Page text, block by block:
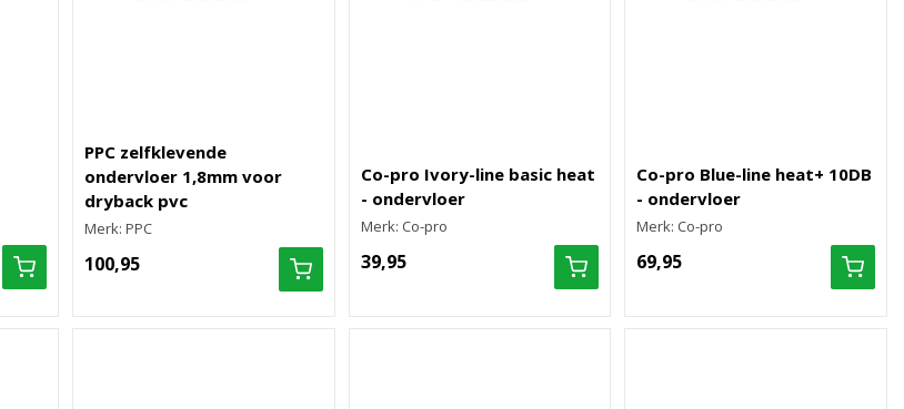
PPC zelfklevende
ondervloer 1,8mm voor
dryback pvc
Merk: PPC
100,95
Co-pro Ivory-line basic heat
- ondervloer
Merk: Co-pro
39,95
Co-pro Blue-line heat+ 10DB
- ondervloer
Merk: Co-pro
69,95